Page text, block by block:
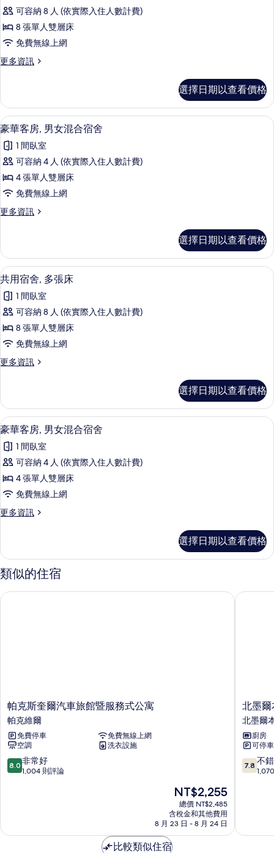
相
片
的
情
共
用
宿
男
混
合
宿
舍
的
所
有
相
可容納 8 人 (依實際入住人數計費)
8 張單人雙層床
免費無線上網
更多資訊
更
宿
舍,
男
混
合
舍
的
情
選擇日期以查看價格
顯
示
豪
華
客
男
混
合
宿
舍
的
所
有
相
3
豪華客房, 男女混合宿舍
1 間臥室
可容納 4 人 (依實際入住人數計費)
4 張單人雙層床
免費無線上網
更多資訊
更
客
房,
男
女
混
合
舍
的
情
選擇日期以查看價格
顯
示
共
用
宿
多
床
的
所
有
相
片
4
共用宿舍, 多張床
1 間臥室
可容納 8 人 (依實際入住人數計費)
8 張單人雙層床
免費無線上網
更多資訊
更
宿
舍,
多
床
的
情
選擇日期以查看價格
顯
示
豪
華
客
男
混
合
宿
舍
3
豪華客房, 男女混合宿舍
1 間臥室
可容納 4 人 (依實際入住人數計費)
4 張單人雙層床
免費無線上網
更多資訊
更
客
房,
男
混
選擇日期以查看價格
類似的住宿
帕
克
斯
奎
爾
汽
車
式
帕克斯奎爾汽車旅館暨服務式公寓
帕克維爾
免費停車
免費無線上網
空調
洗衣設施
8.0
分，
常
8.0 非常好
1,004 則評論
現
在
價
格
為
NT$2,255
總價 NT$2,485
含稅金和其他費用
8 月 23 日 - 8 月 24 日
帕克斯奎爾汽車旅館暨服務式公寓
北
墨
爾
本
凱
藝
公
爾
北墨爾
北墨爾
廚房
可停車
7.8
分，
錯
7.8 不
北墨爾
比較類似住宿